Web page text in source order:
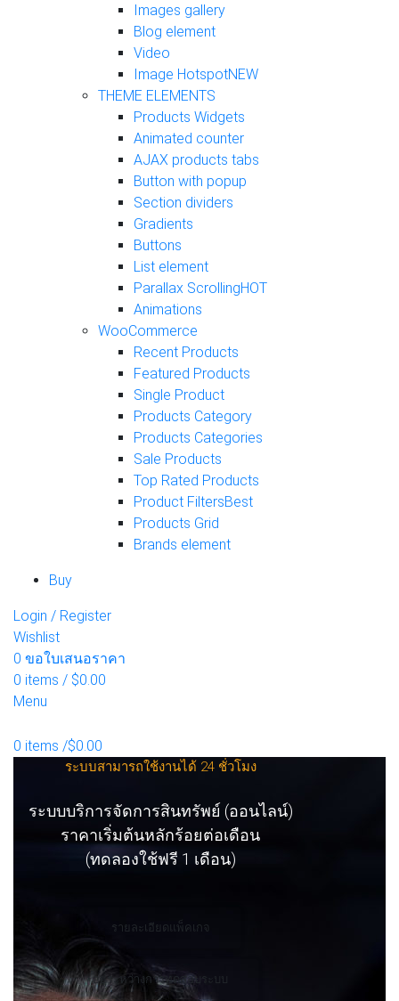
Images gallery
Blog element
Video
Image HotspotNEW
THEME ELEMENTS
Products Widgets
Animated counter
AJAX products tabs
Button with popup
Section dividers
Gradients
Buttons
List element
Parallax ScrollingHOT
Animations
WooCommerce
Recent Products
Featured Products
Single Product
Products Category
Products Categories
Sale Products
Top Rated Products
Product FiltersBest
Products Grid
Brands element
Buy
Login / Register
Wishlist
0 ขอใบเสนอราคา
0 items / $0.00
Menu
0 items /$0.00
ระบบสามารถใช้งานได้ 24 ชั่วโมง
ระบบบริการจัดการสินทรัพย์ (ออนไลน์)
ราคาเริ่มต้นหลักร้อยต่อเดือน
(ทดลองใช้ฟรี 1 เดือน)
รายละเอียดแพ็คเกจ
อยู่ระหว่างการทดสอบระบบ